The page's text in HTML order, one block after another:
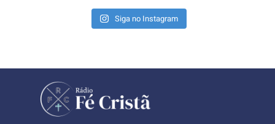
Siga no Instagram